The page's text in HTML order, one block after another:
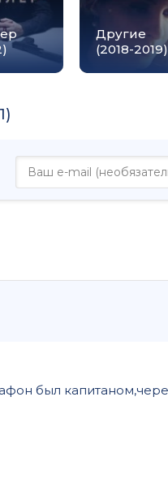
Другие
(2018-2019)
был